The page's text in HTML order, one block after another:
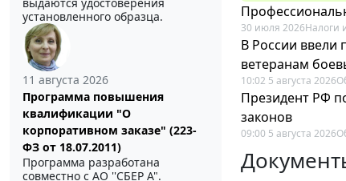
установленного образца.
11 августа 2026
Программа повышения
квалификации "О
корпоративном заказе" (223-
ФЗ от 18.07.2011)
Программа разработана
совместно с АО ''СБЕР А".
30 июля 2026Налоги
В России
ветеранам
10:02 5 августа 2026
Президент РФ
законов
09:00 5 августа 2026